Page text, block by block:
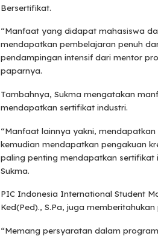
Bersertifikat.
“Manfaat yang didapat mahasiswa
mendapatkan pembelajaran penuh
pendampingan intensif dari mentor
paparnya.
Tambahnya, Sukma mengatakan
mendapatkan sertifikat industri.
“Manfaat lainnya yakni,
kemudian mendapatkan pengakuan
paling penting mendapatkan sertifikat
Sukma.
PIC Indonesia International Student
Ked(Ped)., S.Pa, juga
“Memang persyaratan dalam